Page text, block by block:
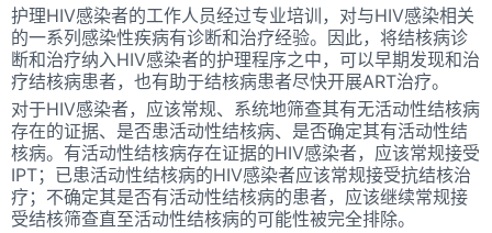
护理HIV感染者的工作人员经过专业培训，对与HIV感染相关
的一系列感染性疾病有诊断和治疗经验。因此，将结核病诊
断和治疗纳入HIV感染者的护理程序之中，可以早期发现和治
疗结核病患者，也有助于结核病患者尽快开展ART治疗。
对于HIV感染者，应该常规、系统地筛查其有无活动性结核病
存在的证据、是否患活动性结核病、是否确定其有活动性结
核病。有活动性结核病存在证据的HIV感染者，应该常规接受
IPT；已患活动性结核病的HIV感染者应该常规接受抗结核治
疗；不确定其是否有活动性结核病的患者，应该继续常规接
受结核筛查直至活动性结核病的可能性被完全排除。